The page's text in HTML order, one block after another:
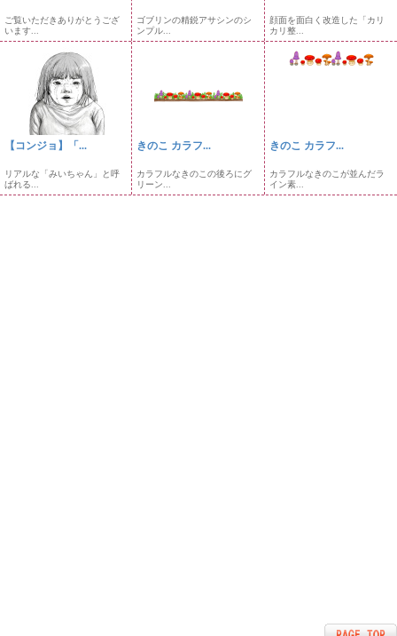
ご覧いただきありがとうござ
います...
ゴブリンの精鋭アサシンのシ
ンプル...
顔面を面白く改造した「カリ
カリ整...
【コンジョ】「...
リアルな「みいちゃん」と呼
ばれる...
きのこ カラフ...
カラフルなきのこの後ろにグ
リーン...
きのこ カラフ...
カラフルなきのこが並んだラ
イン素...